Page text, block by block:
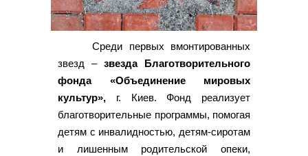
Среди первых вмонтированных
звезд – звезда Благотворительного
фонда «Объединение мировых
культур», г. Киев. Фонд реализует
благотворительные программы, помогая
детям с инвалидностью, детям-сиротам
и лишенным родительской опеки,